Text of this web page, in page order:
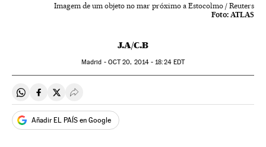
Imagem de um objeto no mar próximo a Estocolmo / Reuters
Foto: ATLAS
J.A/C.B
Madrid - OCT20, 2014 - 18:24EDT
Compartir en Whatsapp
Compartir en Facebook
Compartir en Twitter
Desplegar Redes Sociales
Añadir EL PAÍS en Google